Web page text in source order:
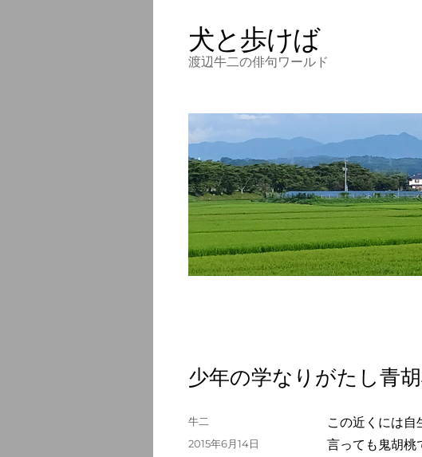
犬と歩けば
渡辺牛二の俳句ワールド
少年の学なりがたし青
この近くには自
言っても鬼胡桃
投
牛二
投
2015年6月14日